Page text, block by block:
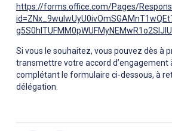
https://forms.office.com/Pages/
Si vous le souhaitez, vous pouvez dès à
transmettre votre accord d’engagement
complétant le formulaire ci-dessous, à
délégation.